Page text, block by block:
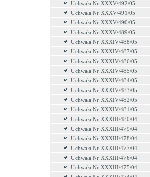
Uchwała Nr XXXV/492/05
Uchwała Nr XXXV/491/05
Uchwała Nr XXXV/490/05
Uchwała Nr XXXV/489/05
Uchwała Nr XXXIV/488/05
Uchwała Nr XXXIV/487/05
Uchwała Nr XXXIV/486/05
Uchwała Nr XXXIV/485/05
Uchwała Nr XXXIV/484/05
Uchwała Nr XXXIV/483/05
Uchwała Nr XXXIV/482/05
Uchwała Nr XXXIV/481/05
Uchwała Nr XXXIII/480/04
Uchwała Nr XXXIII/479/04
Uchwała Nr XXXIII/478/04
Uchwała Nr XXXIII/477/04
Uchwała Nr XXXIII/476/04
Uchwała Nr XXXIII/475/04